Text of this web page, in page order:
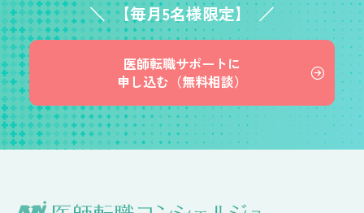
【毎月5名様限定】
医師転職サポートに
申し込む（無料相談）